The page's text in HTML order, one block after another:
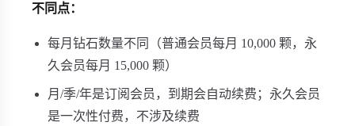
不同点：
每月钻石数量不同（普通会员每月 10,000 颗，永
久会员每月 15,000 颗）
月/季/年是订阅会员，到期会自动续费；永久会员
是一次性付费，不涉及续费